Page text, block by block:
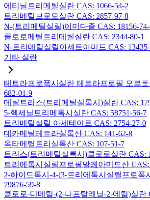
에티닐트리메틸실란 CAS: 1066-54-2
트리메틸브로모실란 CAS: 2857-97-8
N-(트리메틸실릴)이미다졸 CAS: 18156-
클로로메틸트리메틸실란 CAS: 2344-80-1
N-트리메틸실릴아세트아미드 CAS:
기타 실란
테트라프로폭시실란 테트라프로필 오르
682-01-9
메틸트리스(트리메틸실록시)실란 CAS:
5-헥세닐트리메톡시실란 CAS: 58751-56-7
트리메틸실릴 아세테이트 CAS: 2754-27-0
데카메틸테트라실록산 CAS: 141-62-8
옥타메틸트리실록산 CAS: 107-51-7
트리스(트리메틸실록시)클로로실란 CAS:
트리에톡시실릴프로필말레아미드산 CAS:
2-하이드록시-4-(3-트리에톡시실릴프로폭
79876-59-8
클로로-디메틸-(2-나프탈레닐-2-에틸)실란